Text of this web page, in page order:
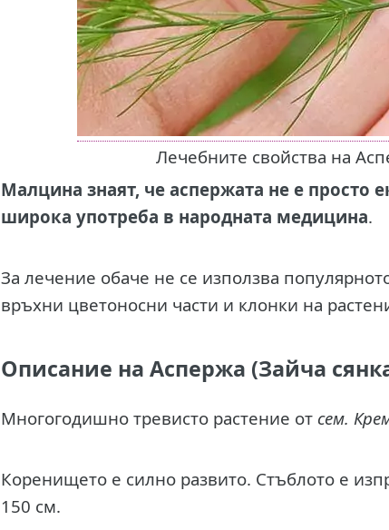
Лечебните свойства на
Малцина знаят, че аспержата не е просто
широка употреба в народната медицина.
За лечение обаче не се използва
връхни цветоносни части и клонки на
Описание на Аспержа (Зайча
Многогодишно тревисто растение от сем.
Коренището е силно развито. Стъблото е
150 см.